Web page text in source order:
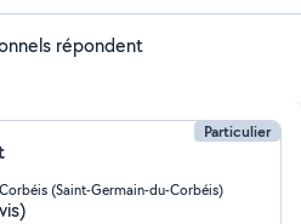
répondent
Particulier
(Saint-Germain-du-Corbéis)